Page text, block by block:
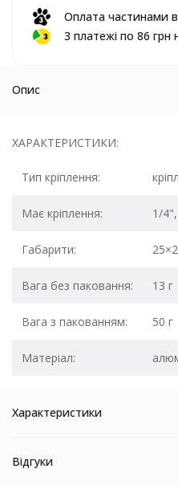
Оплата частинами
3 платежі по 86 грн
Опис
ХАРАКТЕРИСТИКИ:
Тип кріплення:
Має кріплення: 1/
Габарити:
Вага без паковання: 13 г
Вага з пакованням: 50 г
Матеріал:
Характеристики
Відгуки